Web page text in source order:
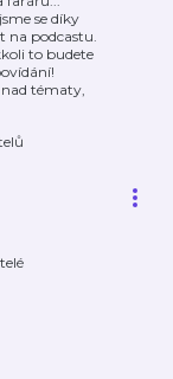
se díky
na podcastu.
to budete
tématy,